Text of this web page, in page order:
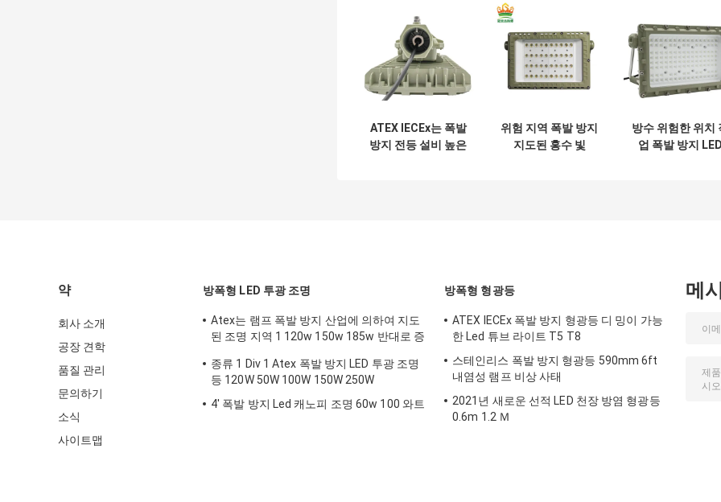
ATEX IECEx는 폭발
방지 전등 설비 높은
위험 지역 폭발 방지
지도된 홍수 빛
방수 위험한 위치
업 폭발 방지
약
회사 소개
공장 견학
품질 관리
문의하기
소식
사이트맵
방폭형 LED 투광 조명
Atex는 램프 폭발 방지 산업에 의하여 지도
된 조명 지역 1 120w 150w 185w 반대로 증
종류 1 Div 1 Atex 폭발 방지 LED 투광 조명
등 120W 50W 100W 150W 250W
4' 폭발 방지 Led 캐노피 조명 60w 100 와트
방폭형 형광등
ATEX IECEx 폭발 방지 형광등 디 밍이 가능
한 Led 튜브 라이트 T5 T8
스테인리스 폭발 방지 형광등 590mm 6ft
내염성 램프 비상 사태
2021년 새로운 선적 LED 천장 방염 형광등
0.6m 1.2 Ｍ
메